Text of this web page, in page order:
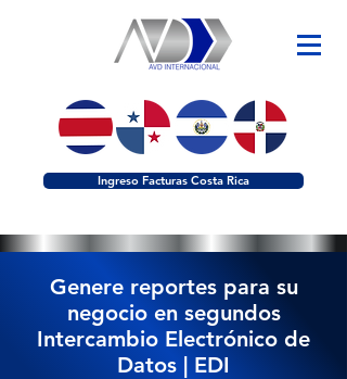
Ingreso Facturas Costa Rica
Genere reportes para su
negocio en segundos
Intercambio Electrónico de
Datos | EDI